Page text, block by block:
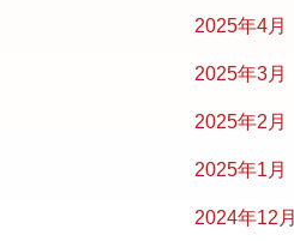
2025年4月
2025年3月
2025年2月
2025年1月
2024年12月